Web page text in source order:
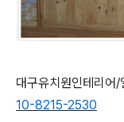
대구유치원인테
10-8215-2530